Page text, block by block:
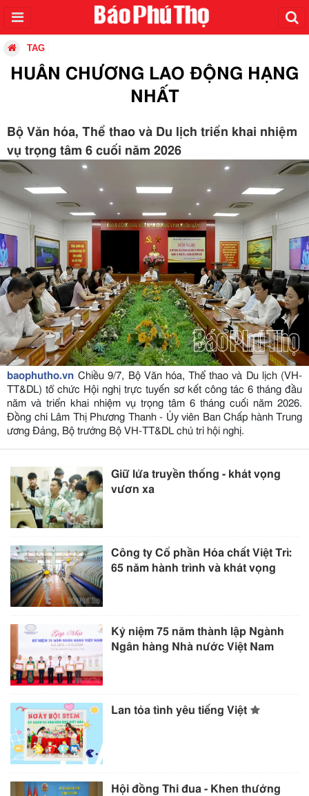
TAG
HUÂN CHƯƠNG LAO ĐỘNG HẠNG
NHẤT
Bộ Văn hóa, Thể thao và Du lịch triển khai nhiệm
vụ trọng tâm 6 cuối năm 2026
baophutho.vn Chiều 9/7, Bộ Văn hóa, Thể thao và Du lịch (VH-
TT&DL) tổ chức Hội nghị trực tuyến sơ kết công tác 6 tháng đầu
năm và triển khai nhiệm vụ trọng tâm 6 tháng cuối năm 2026.
Đồng chí Lâm Thị Phương Thanh - Ủy viên Ban Chấp hành Trung
ương Đảng, Bộ trưởng Bộ VH-TT&DL chủ trì hội nghị.
Giữ lửa truyền thống - khát vọng
vươn xa
Công ty Cổ phần Hóa chất Việt Trì:
65 năm hành trình và khát vọng
Kỷ niệm 75 năm thành lập Ngành
Ngân hàng Nhà nước Việt Nam
Lan tỏa tình yêu tiếng Việt
Hội đồng Thi đua - Khen thưởng